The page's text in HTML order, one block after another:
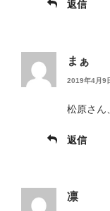
返信
まぁ
2019年4月9
松原さん
返信
凛